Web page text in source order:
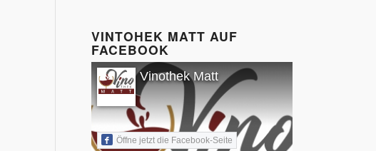
VINTOHEK MATT AUF
FACEBOOK
Vinothek Matt
Öffne jetzt die Facebook-Seite